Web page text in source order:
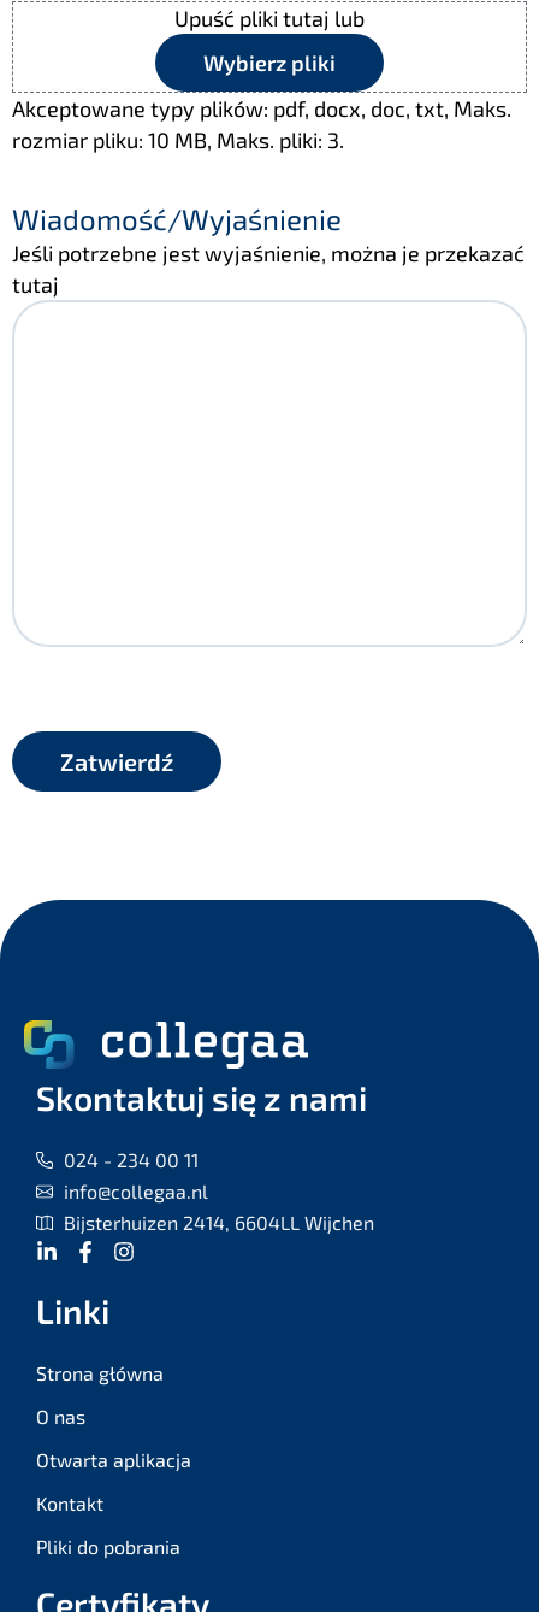
Upuść pliki tutaj lub
Wybierz pliki
Akceptowane typy plików: pdf, docx, doc, txt, Maks.
rozmiar pliku: 10 MB, Maks. pliki: 3.
Wiadomość/Wyjaśnienie
Jeśli potrzebne jest wyjaśnienie, można je przekazać
tutaj
Skontaktuj się z nami
024 - 234 00 11
info@collegaa.nl
Bijsterhuizen 2414, 6604LL Wijchen
Linki
Strona główna
O nas
Otwarta aplikacja
Kontakt
Pliki do pobrania
Certyfikaty